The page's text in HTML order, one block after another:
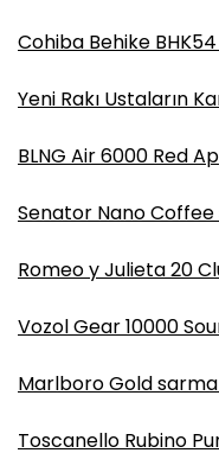
Cohiba Behike BHK54
Yeni Rakı Ustaların
BLNG Air 6000 Red
Senator Nano
Romeo y Julieta 20
Vozol Gear 10000
Marlboro Gold
Toscanello Rubino